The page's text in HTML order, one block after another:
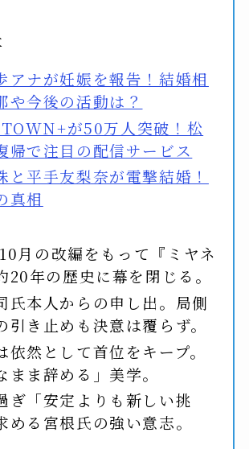
アナが妊娠を報告！結婚相
や今後の活動は？
が50万人突破！松
帰で注目の配信サービス
と平手友梨奈が電撃結婚！
真相
月の改編をもって『ミヤネ
20年の歴史に幕を閉じる。
氏本人からの申し出。局側
引き止めも決意は覆らず。
依然として首位をキープ。
まま辞める」美学。
ぎ「安定よりも新しい挑
める宮根氏の強い意志。